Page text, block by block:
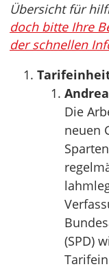
Übersicht für
doch bitte Ihre
der schnellen
Die
neuen
(SPD)